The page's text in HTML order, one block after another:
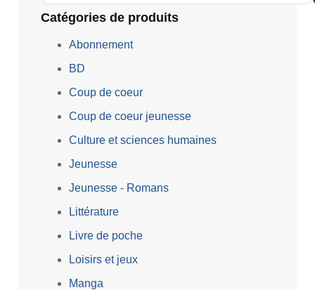
Catégories de produits
Abonnement
BD
Coup de coeur
Coup de coeur jeunesse
Culture et sciences humaines
Jeunesse
Jeunesse - Romans
Littérature
Livre de poche
Loisirs et jeux
Manga